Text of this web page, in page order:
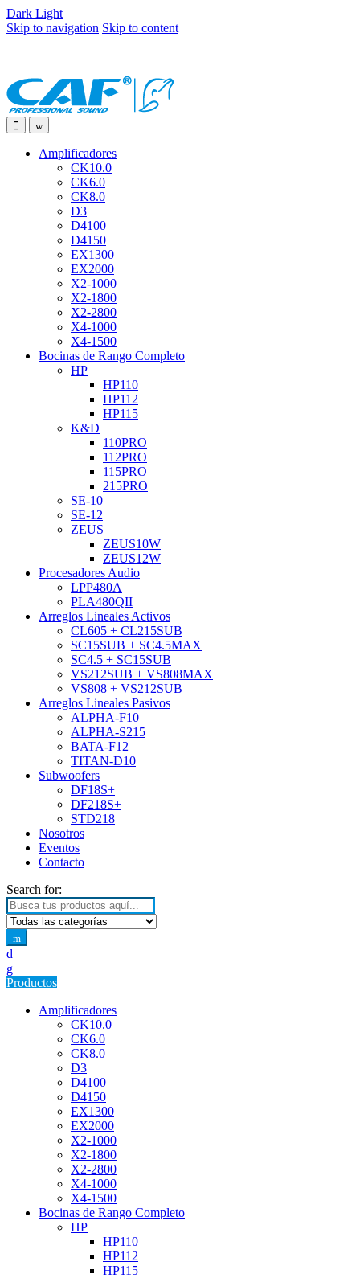
Dark Light
Skip to navigation Skip to content
Amplificadores
CK10.0
CK6.0
CK8.0
D3
D4100
D4150
EX1300
EX2000
X2-1000
X2-1800
X2-2800
X4-1000
X4-1500
Bocinas de Rango Completo
HP
HP110
HP112
HP115
K&D
110PRO
112PRO
115PRO
215PRO
SE-10
SE-12
ZEUS
ZEUS10W
ZEUS12W
Procesadores Audio
LPP480A
PLA480QII
Arreglos Lineales Activos
CL605 + CL215SUB
SC15SUB + SC4.5MAX
SC4.5 + SC15SUB
VS212SUB + VS808MAX
VS808 + VS212SUB
Arreglos Lineales Pasivos
ALPHA-F10
ALPHA-S215
BATA-F12
TITAN-D10
Subwoofers
DF18S+
DF218S+
STD218
Nosotros
Eventos
Contacto
Search for:
Productos
Amplificadores
CK10.0
CK6.0
CK8.0
D3
D4100
D4150
EX1300
EX2000
X2-1000
X2-1800
X2-2800
X4-1000
X4-1500
Bocinas de Rango Completo
HP
HP110
HP112
HP115